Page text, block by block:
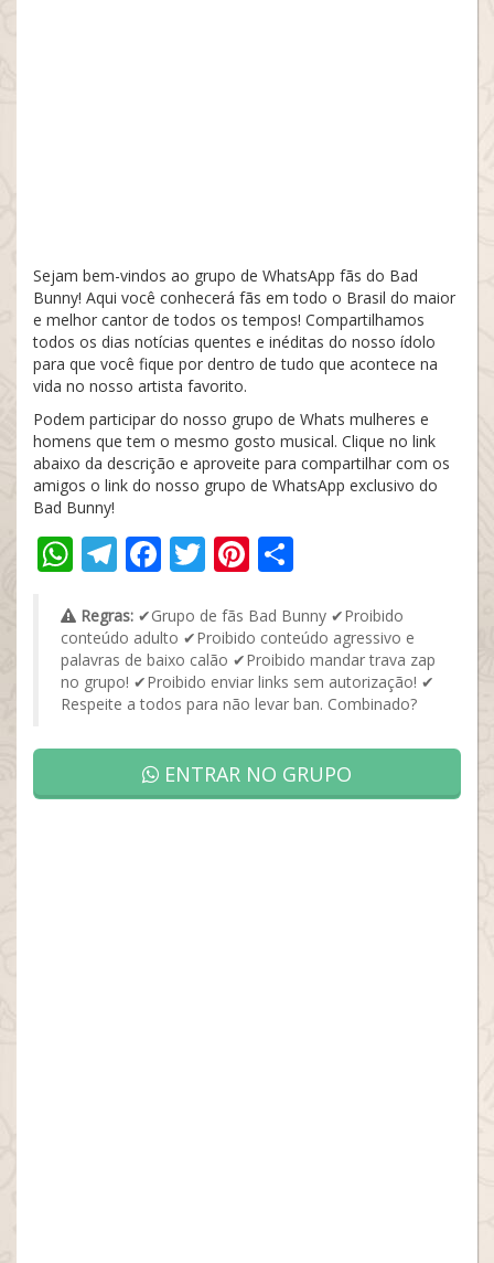
Sejam bem-vindos ao grupo de WhatsApp fãs do Bad
Bunny! Aqui você conhecerá fãs em todo o Brasil do maior
e melhor cantor de todos os tempos! Compartilhamos
todos os dias notícias quentes e inéditas do nosso ídolo
para que você fique por dentro de tudo que acontece na
vida no nosso artista favorito.
Podem participar do nosso grupo de Whats mulheres e
homens que tem o mesmo gosto musical. Clique no link
abaixo da descrição e aproveite para compartilhar com os
amigos o link do nosso grupo de WhatsApp exclusivo do
Bad Bunny!
WhatsApp
Telegram
Facebook
TwitterPinterest
Regras: ✔Grupo de fãs Bad Bunny ✔Proibido
conteúdo adulto ✔Proibido conteúdo agressivo e
palavras de baixo calão ✔Proibido mandar trava zap
no grupo! ✔Proibido enviar links sem autorização! ✔
Respeite a todos para não levar ban. Combinado?
ENTRAR NO GRUPO